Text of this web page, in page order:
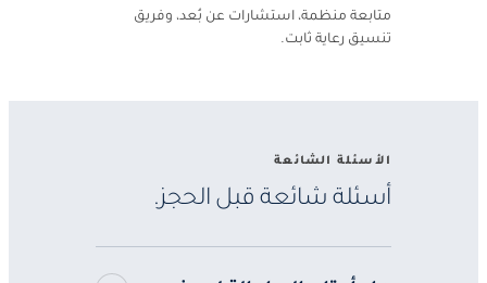
متابعة منظمة، استشارات عن بُعد، وفريق
تنسيق رعاية ثابت.
الأسئلة الشائعة
أسئلة شائعة قبل الحجز.